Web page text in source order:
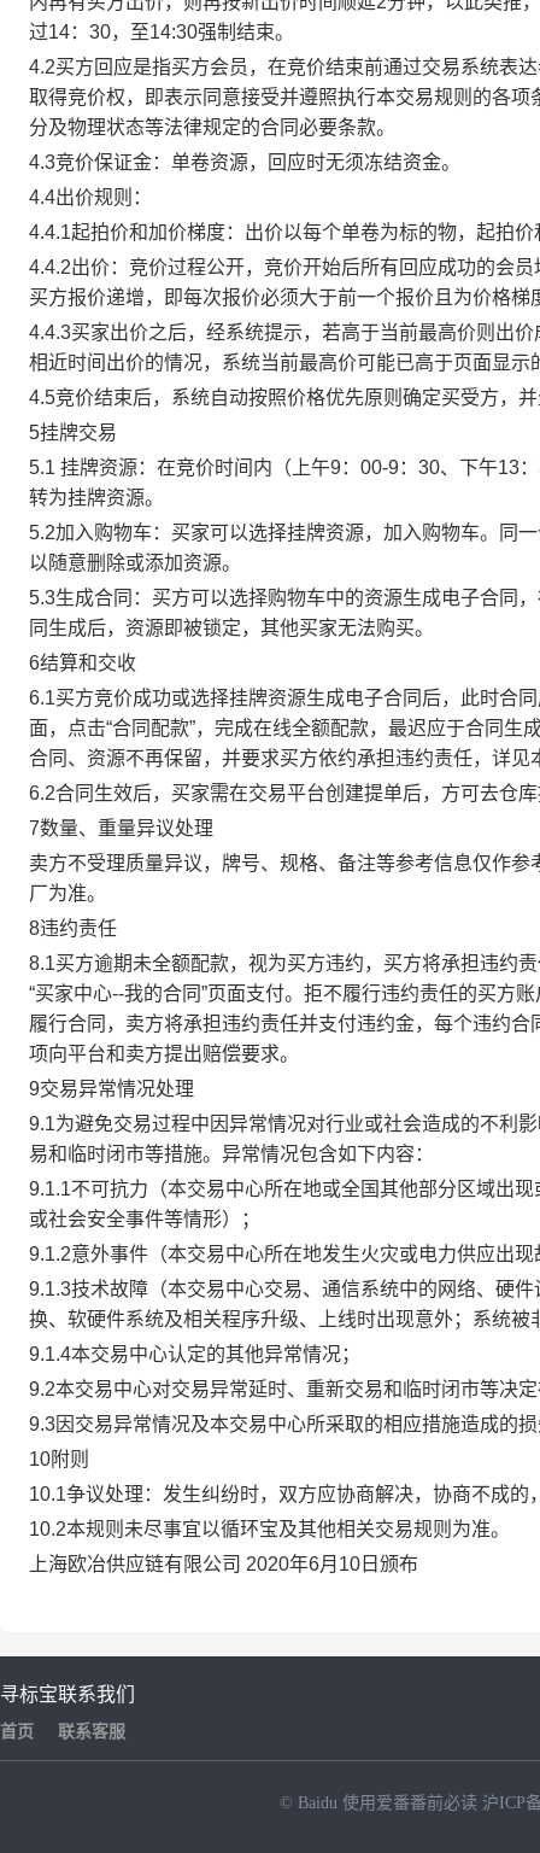
过14：30，至14:30强制结束。
4.2买方回应是指买方会员，在竞价结束前通过交易系统表
取得竞价权，即表示同意接受并遵照执行本交易规则的各
分及物理状态等法律规定的合同必要条款。
4.3竞价保证金：单卷资源，回应时无须冻结资金。
4.4出价规则：
4.4.1起拍价和加价梯度：出价以每个单卷为标的物，起拍
4.4.2出价：竞价过程公开，竞价开始后所有回应成功的会
买方报价递增，即每次报价必须大于前一个报价且为价格
4.4.3买家出价之后，经系统提示，若高于当前最高价则出
相近时间出价的情况，系统当前最高价可能已高于页面显示
4.5竞价结束后，系统自动按照价格优先原则确定买受方，
5挂牌交易
5.1 挂牌资源：在竞价时间内（上午9：00-9：30、下午13
转为挂牌资源。
5.2加入购物车：买家可以选择挂牌资源，加入购物车。同
以随意删除或添加资源。
5.3生成合同：买方可以选择购物车中的资源生成电子合同
同生成后，资源即被锁定，其他买家无法购买。
6结算和交收
6.1买方竞价成功或选择挂牌资源生成电子合同后，此时合
面，点击“合同配款”，完成在线全额配款，最迟应于合同
合同、资源不再保留，并要求买方依约承担违约责任，详见
6.2合同生效后，买家需在交易平台创建提单后，方可去仓
7数量、重量异议处理
卖方不受理质量异议，牌号、规格、备注等参考信息仅作
厂为准。
8违约责任
8.1买方逾期未全额配款，视为买方违约，买方将承担违约
“买家中心--我的合同”页面支付。拒不履行违约责任的买方
履行合同，卖方将承担违约责任并支付违约金，每个违约
项向平台和卖方提出赔偿要求。
9交易异常情况处理
9.1为避免交易过程中因异常情况对行业或社会造成的不利
易和临时闭市等措施。异常情况包含如下内容：
9.1.1不可抗力（本交易中心所在地或全国其他部分区域出
或社会安全事件等情形）；
9.1.2意外事件（本交易中心所在地发生火灾或电力供应出
9.1.3技术故障（本交易中心交易、通信系统中的网络、硬
换、软硬件系统及相关程序升级、上线时出现意外；系统
9.1.4本交易中心认定的其他异常情况；
9.2本交易中心对交易异常延时、重新交易和临时闭市等决
9.3因交易异常情况及本交易中心所采取的相应措施造成的
10附则
10.1争议处理：发生纠纷时，双方应协商解决，协商不成
10.2本规则未尽事宜以循环宝及其他相关交易规则为准。
上海欧冶供应链有限公司 2020年6月10日颁布
寻标宝
首页
联系我们
联系客服
© Baidu 使用爱番番前必读 沪ICP